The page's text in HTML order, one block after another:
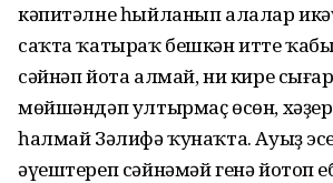
кәпитәлне һыйланып алалар
саҡта ҡатыраҡ бешкән итте
сәйнәп йота алмай, ни кире
мөйшәндәп ултырмаҫ өсөн,
һалмай Зәлифә ҡунаҡта. Ауыҙ
әүештереп сәйнәмәй генә йотоп